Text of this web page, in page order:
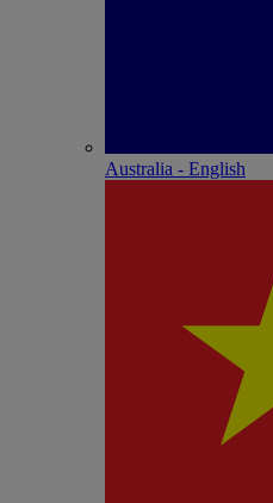
Australia - English